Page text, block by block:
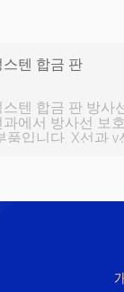
텐 합금 판
텐 합금 판 병원 X선실 및 CT실
에서 방사선 보
품입니다. X선과
를 가질 수 있는